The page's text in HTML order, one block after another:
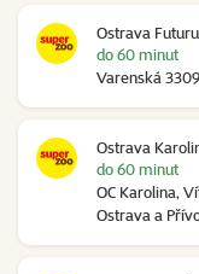
Ostrava
Varenská
do 60 minut
Ostrava
OC Karolina,
Ostrava a
do 60 minut